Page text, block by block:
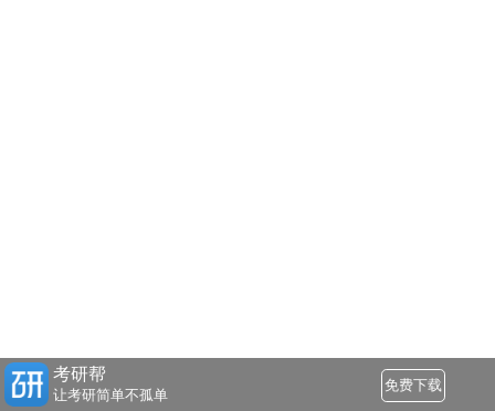
考研帮
让考研简单不孤单
免费下载